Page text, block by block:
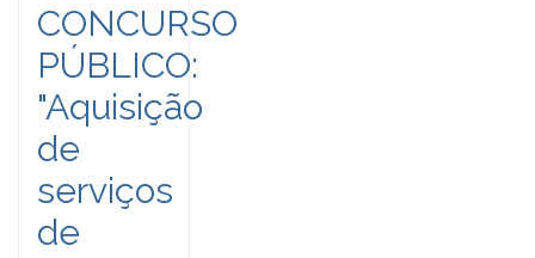
CONCURSO
PÚBLICO:
"Aquisição
de
serviços
de